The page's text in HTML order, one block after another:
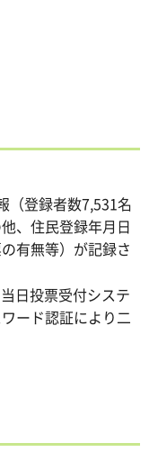
（登録者数7,531名
、住民登録年月日
有無等）が記録さ
日投票受付システ
ード認証により二